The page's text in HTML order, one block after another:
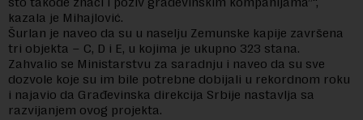
kazala je Mihajlović.
Šurlan je naveo da su u naselju Zemunske kapije završena
tri objekta – C, D i E, u kojima je ukupno 323 stana.
Zahvalio se Ministarstvu za saradnju i naveo da su sve
dozvole koje su im bile potrebne dobijali u rekordnom roku
i najavio da Građevinska direkcija Srbije nastavlja sa
razvijanjem ovog projekta.